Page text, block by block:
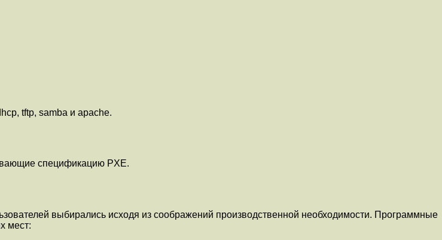
tftp, samba и apache.
спецификацию PXE.
выбирались исходя из соображений производственной необходимости. Программные
мест: